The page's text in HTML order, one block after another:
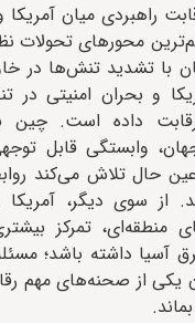
راهبردی میان
محورهای تحولات
با تشدید تنش‌ها در
و بحران امنیتی در
داده است. چین
جهان، وابستگی قابل
حال تلاش می‌کند
از سوی دیگر،
منطقه‌ای، تمرکز
آسیا داشته باشد؛
یکی از صحنه‌های مهم